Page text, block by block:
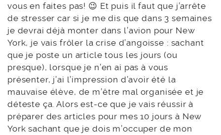
vous en faites pas! 😉 Et puis il faut que j’arrête
de stresser car si je me dis que dans 3 semaines
je devrai déjà monter dans l’avion pour New
York, je vais frôler la crise d’angoisse : sachant
que je poste un article tous les jours (ou
presque), lorsque je n’en ai pas à vous
présenter, j’ai l’impression d’avoir été la
mauvaise élève, de m’être mal organisée et je
déteste ça. Alors est-ce que je vais réussir à
préparer des articles pour mes 10 jours à New
York sachant que je dois m’occuper de mon